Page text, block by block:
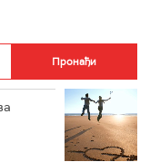
РОКЕНРОЛЕР